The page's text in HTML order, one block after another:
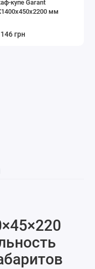
купе Garant
мм
грн